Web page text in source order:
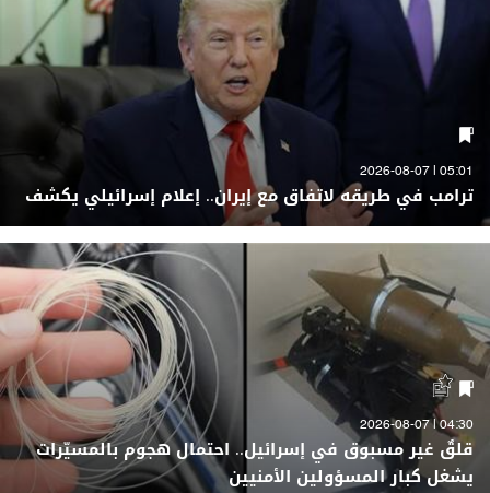
05:01 | 2026-08-07
ترامب في طريقه لاتفاق مع إيران.. إعلام إسرائيلي يكشف
04:30 | 2026-08-07
قلقٌ غير مسبوق في إسرائيل.. احتمال هجوم بالمسيّرات
يشغل كبار المسؤولين الأمنيين